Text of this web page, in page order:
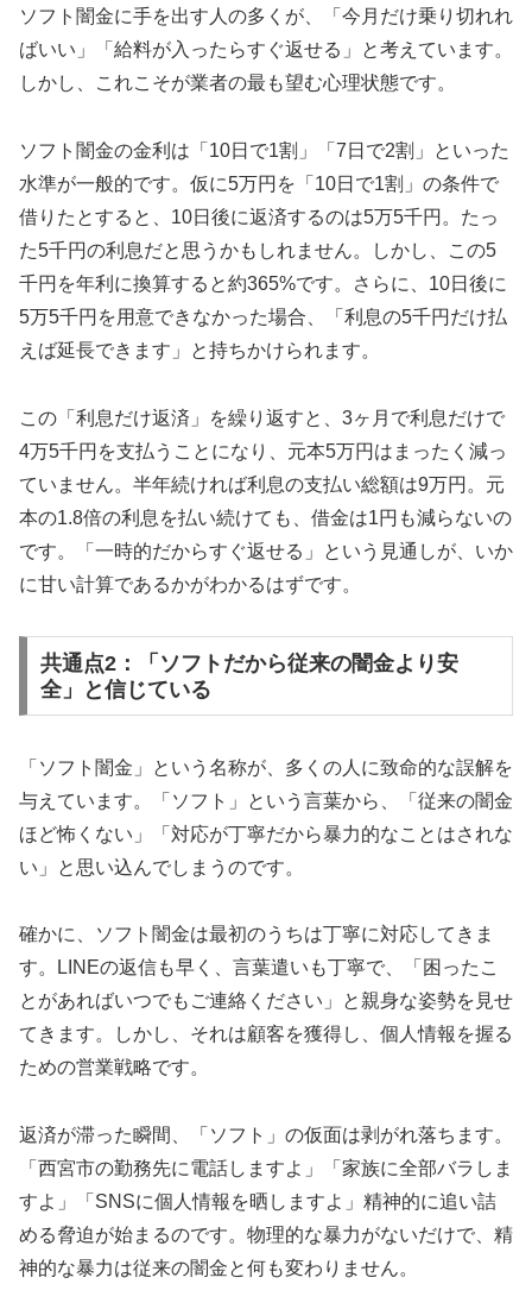
ソフト闇金に手を出す人の多くが、「今月だけ乗り切れれ
ばいい」「給料が入ったらすぐ返せる」と考えています。
しかし、これこそが業者の最も望む心理状態です。
ソフト闇金の金利は「10日で1割」「7日で2割」といった
水準が一般的です。仮に5万円を「10日で1割」の条件で
借りたとすると、10日後に返済するのは5万5千円。たっ
た5千円の利息だと思うかもしれません。しかし、この5
千円を年利に換算すると約365%です。さらに、10日後に
5万5千円を用意できなかった場合、「利息の5千円だけ払
えば延長できます」と持ちかけられます。
この「利息だけ返済」を繰り返すと、3ヶ月で利息だけで
4万5千円を支払うことになり、元本5万円はまったく減っ
ていません。半年続ければ利息の支払い総額は9万円。元
本の1.8倍の利息を払い続けても、借金は1円も減らないの
です。「一時的だからすぐ返せる」という見通しが、いか
に甘い計算であるかがわかるはずです。
共通点2：「ソフトだから従来の闇金より安
全」と信じている
「ソフト闇金」という名称が、多くの人に致命的な誤解を
与えています。「ソフト」という言葉から、「従来の闇金
ほど怖くない」「対応が丁寧だから暴力的なことはされな
い」と思い込んでしまうのです。
確かに、ソフト闇金は最初のうちは丁寧に対応してきま
す。LINEの返信も早く、言葉遣いも丁寧で、「困ったこ
とがあればいつでもご連絡ください」と親身な姿勢を見せ
てきます。しかし、それは顧客を獲得し、個人情報を握る
ための営業戦略です。
返済が滞った瞬間、「ソフト」の仮面は剥がれ落ちます。
「西宮市の勤務先に電話しますよ」「家族に全部バラしま
すよ」「SNSに個人情報を晒しますよ」精神的に追い詰
める脅迫が始まるのです。物理的な暴力がないだけで、精
神的な暴力は従来の闇金と何も変わりません。